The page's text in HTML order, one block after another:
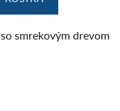
smrekovým drevom